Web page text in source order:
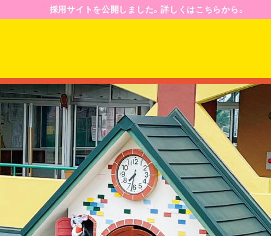
採用サイトを公開しました。詳しくはこちらから。
ジ
園のようす
園の一日
年間行事予定
入園案内
募集要項